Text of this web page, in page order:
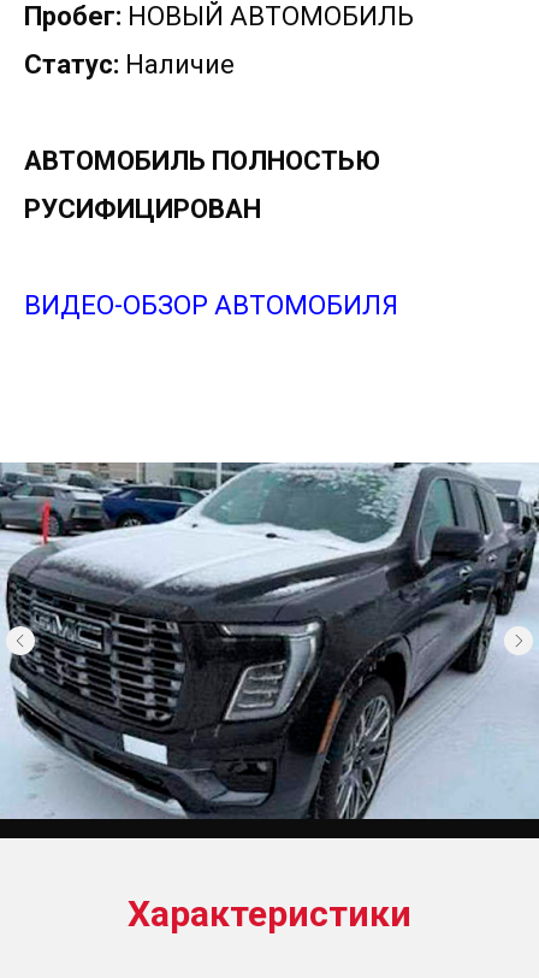
Пробег: НОВЫЙ АВТОМОБИЛЬ
Статус: Наличие
АВТОМОБИЛЬ ПОЛНОСТЬЮ
РУСИФИЦИРОВАН
ВИДЕО-ОБЗОР АВТОМОБИЛЯ
Характеристики